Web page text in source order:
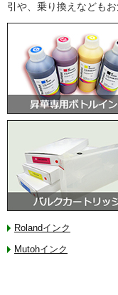
引や、乗り換えなども
Rolandインク
Mutohインク